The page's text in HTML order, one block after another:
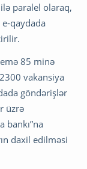
paralel olaraq,
qaydada
85 minə
vakansiya
göndərişlər
üzrə
bankı”na
daxil edilməsi